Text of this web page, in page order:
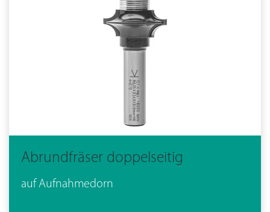
Abrundfräser doppelseitig
auf Aufnahmedorn